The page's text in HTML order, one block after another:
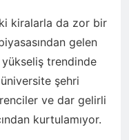
kiralarla da zor bir
gelen
trendinde
şehri
ve dar gelirli
kurtulamıyor.